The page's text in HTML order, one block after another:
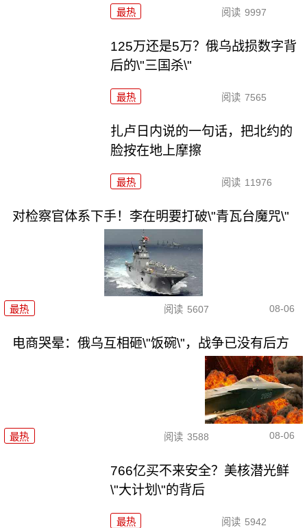
最热 阅读 9997
125万还是5万？俄乌战损数字背
后的\"三国杀\"
最热 阅读 7565
扎卢日内说的一句话，把北约的
脸按在地上摩擦
最热 阅读 11976
对检察官体系下手！李在明要打破\"青瓦台魔咒\"
最热 阅读 5607 08-06
电商哭晕：俄乌互相砸\"饭碗\"，战争已没有后方
最热 阅读 3588 08-06
766亿买不来安全？美核潜光鲜
\"大计划\"的背后
最热 阅读 5942